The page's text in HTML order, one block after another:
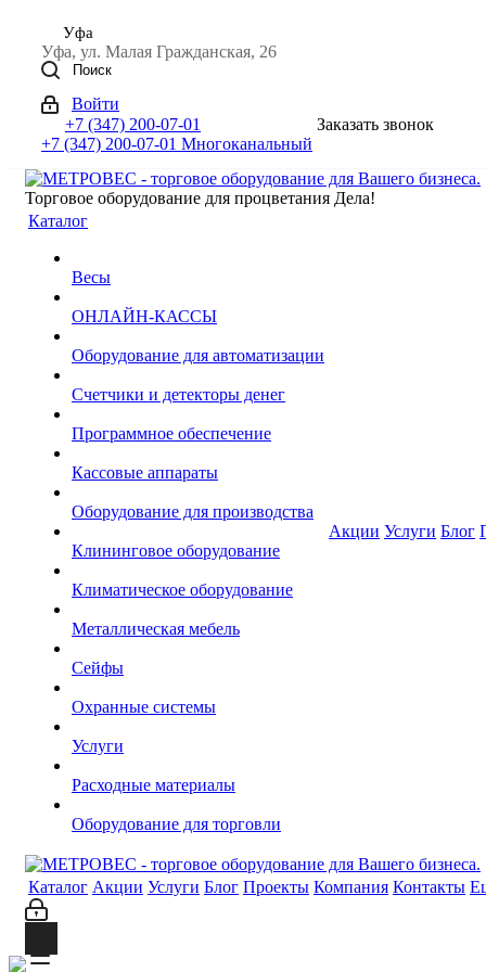
Уфа
Уфа, ул. Малая Гражданская, 26
Поиск
Войти
+7 (347) 200-07-01
+7 (347) 200-07-01 Многоканальный
Заказать звонок
Торговое оборудование для процветания Дела!
Каталог
Весы
ОНЛАЙН-КАССЫ
Оборудование для автоматизации
Счетчики и детекторы денег
Программное обеспечение
Кассовые аппараты
Оборудование для производства
Клининговое оборудование
Климатическое оборудование
Металлическая мебель
Сейфы
Охранные системы
Услуги
Расходные материалы
Оборудование для торговли
Акции Услуги Блог
Каталог Акции Услуги Блог Проекты Компания Контакты